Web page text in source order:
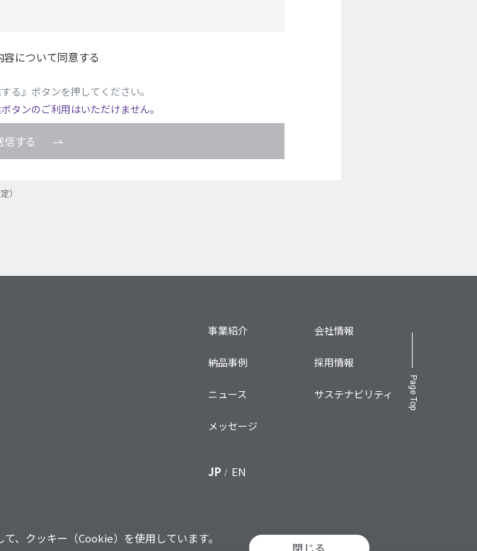
容について同意する
る』ボタンを押してください。
タンのご利⽤はいただけません。
信する
）
Page Top
事業紹介
納品事例
ニュース
メッセージ
会社情報
採用情報
サステナビリティ
JP EN
、クッキー（Cookie）を使用しています。
閉じる